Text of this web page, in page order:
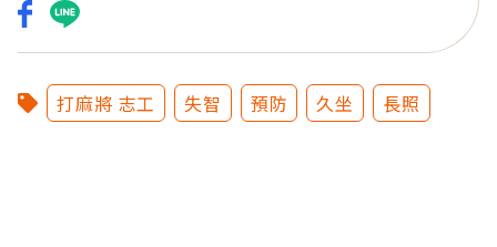
打麻將 志工 失智 預防 久坐 長照